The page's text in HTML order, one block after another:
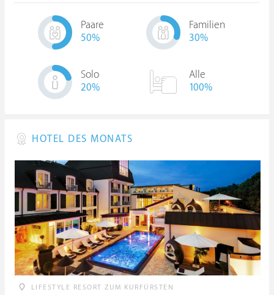
Paare
50%
Familien
30%
Solo
20%
Alle
100%
HOTEL DES MONATS
LIFESTYLE RESORT ZUM KURFÜRSTEN